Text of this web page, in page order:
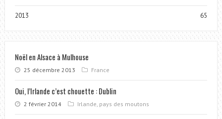
2013 65
Noël en Alsace à Mulhouse
25 décembre 2013 France
Oui, l’Irlande c’est chouette : Dublin
2 février 2014 Irlande, pays des moutons